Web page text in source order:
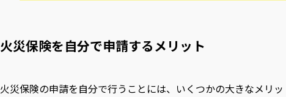
火災保険を自分で申請するメリット
火災保険の申請を自分で行うことには、いくつかの大きなメリ